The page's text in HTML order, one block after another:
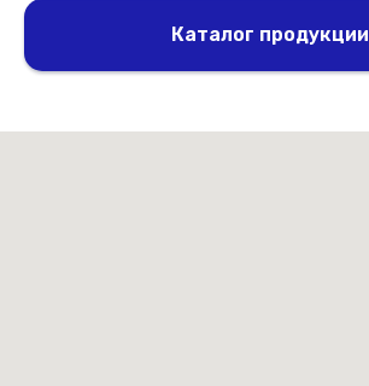
Каталог продукции